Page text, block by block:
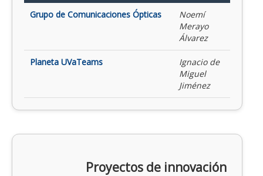
Grupo de Comunicaciones Ópticas
Noemí
Merayo
Álvarez
Planeta UVaTeams
Ignacio de
Miguel
Jiménez
Proyectos de innovación